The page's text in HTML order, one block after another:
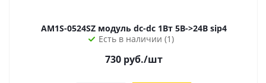
AM1S-0524SZ модуль dc-dc 1Вт 5В->24В sip4
Есть в наличии (1)
730руб./шт